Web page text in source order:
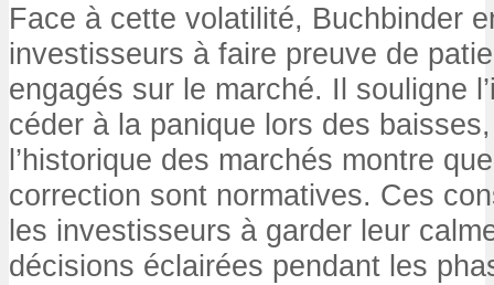
Face à cette volatilité, Buchbinder
investisseurs à faire preuve de
engagés sur le marché. Il souligne
céder à la panique lors des
l’historique des marchés montre
correction sont normatives. Ces
les investisseurs à garder leur
décisions éclairées pendant les